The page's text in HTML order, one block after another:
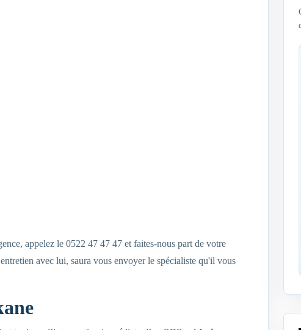
appelez le 0522 47 47 47 et faites-nous part de votre
avec lui, saura vous envoyer le spécialiste qu'il vous